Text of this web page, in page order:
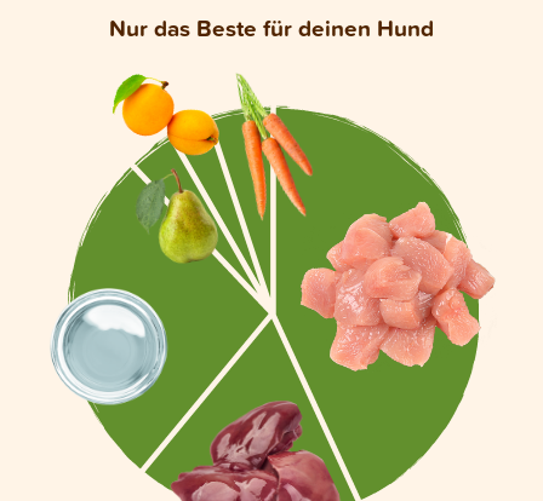
Nur das Beste für deinen Hund